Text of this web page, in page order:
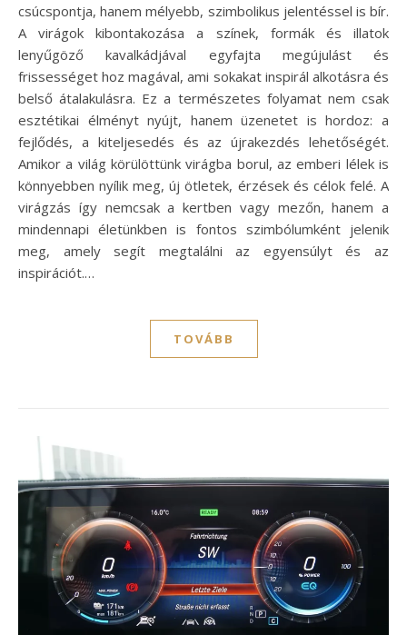
csúcspontja, hanem mélyebb, szimbolikus jelentéssel is bír.
A virágok kibontakozása a színek, formák és illatok
lenyűgöző kavalkádjával egyfajta megújulást és
frissességet hoz magával, ami sokakat inspirál alkotásra és
belső átalakulásra. Ez a természetes folyamat nem csak
esztétikai élményt nyújt, hanem üzenetet is hordoz: a
fejlődés, a kiteljesedés és az újrakezdés lehetőségét.
Amikor a világ körülöttünk virágba borul, az emberi lélek is
könnyebben nyílik meg, új ötletek, érzések és célok felé. A
virágzás így nemcsak a kertben vagy mezőn, hanem a
mindennapi életünkben is fontos szimbólumként jelenik
meg, amely segít megtalálni az egyensúlyt és az
inspirációt.…
TOVÁBB